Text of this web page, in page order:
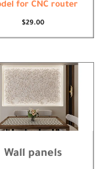
for CNC router
$29.00
Wall panels